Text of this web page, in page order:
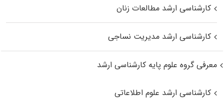
کارشناسی ارشد مطالعات زنان
کارشناسی ارشد مدیریت نساجی
معرفی گروه علوم پایه کارشناسی ارشد
کارشناسی ارشد علوم اطلاعاتی